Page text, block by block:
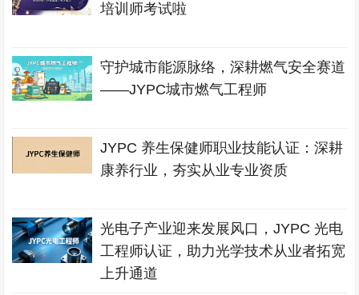
培训师考试啦
守护城市能源脉络，深耕燃气安全赛道
——JYPC城市燃气工程师
JYPC 养生保健师职业技能认证：深耕
康养行业，夯实从业专业资质
光电子产业迎来发展风口，JYPC 光电
工程师认证，助力光学技术从业者拓宽
上升通道